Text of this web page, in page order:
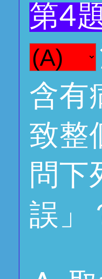
第4
含有
致整
問下
誤」